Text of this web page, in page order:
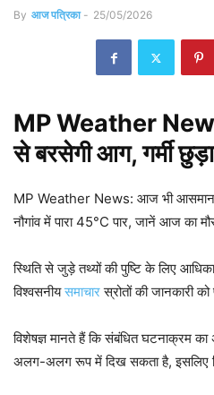
By आज पत्रिका - 25/05/2026
MPWeather
से बरसेगी आग, गर्मी
MP Weather News: आज भी आसमान से
नौगांव में पारा 45°C पार, जानें आज
स्थिति से जुड़े तथ्यों की पुष्टि के लिए
विश्वसनीयसमाचारस्रोतों की जानकारी
विशेषज्ञ मानते हैं कि संबंधित घटनाक्रम का
अलग-अलग रूप में दिख सकता है, इसलिए